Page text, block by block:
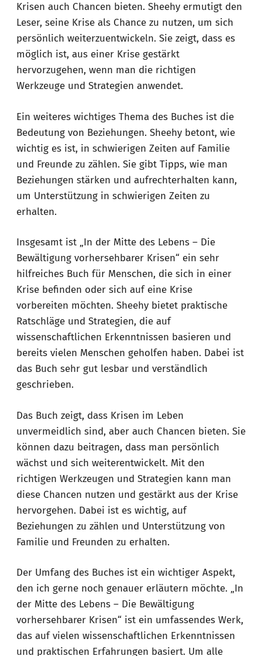
Krisen auch Chancen bieten. Sheehy ermutigt den
Leser, seine Krise als Chance zu nutzen, um sich
persönlich weiterzuentwickeln. Sie zeigt, dass es
möglich ist, aus einer Krise gestärkt
hervorzugehen, wenn man die richtigen
Werkzeuge und Strategien anwendet.
Ein weiteres wichtiges Thema des Buches ist die
Bedeutung von Beziehungen. Sheehy betont, wie
wichtig es ist, in schwierigen Zeiten auf Familie
und Freunde zu zählen. Sie gibt Tipps, wie man
Beziehungen stärken und aufrechterhalten kann,
um Unterstützung in schwierigen Zeiten zu
erhalten.
Insgesamt ist „In der Mitte des Lebens – Die
Bewältigung vorhersehbarer Krisen“ ein sehr
hilfreiches Buch für Menschen, die sich in einer
Krise befinden oder sich auf eine Krise
vorbereiten möchten. Sheehy bietet praktische
Ratschläge und Strategien, die auf
wissenschaftlichen Erkenntnissen basieren und
bereits vielen Menschen geholfen haben. Dabei ist
das Buch sehr gut lesbar und verständlich
geschrieben.
Das Buch zeigt, dass Krisen im Leben
unvermeidlich sind, aber auch Chancen bieten. Sie
können dazu beitragen, dass man persönlich
wächst und sich weiterentwickelt. Mit den
richtigen Werkzeugen und Strategien kann man
diese Chancen nutzen und gestärkt aus der Krise
hervorgehen. Dabei ist es wichtig, auf
Beziehungen zu zählen und Unterstützung von
Familie und Freunden zu erhalten.
Der Umfang des Buches ist ein wichtiger Aspekt,
den ich gerne noch genauer erläutern möchte. „In
der Mitte des Lebens – Die Bewältigung
vorhersehbarer Krisen“ ist ein umfassendes Werk,
das auf vielen wissenschaftlichen Erkenntnissen
und praktischen Erfahrungen basiert. Um alle